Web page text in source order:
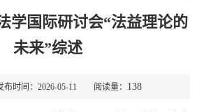
学国际研讨会“法益理论的
未来”综述
时间：2026-05-11 阅读量： 138